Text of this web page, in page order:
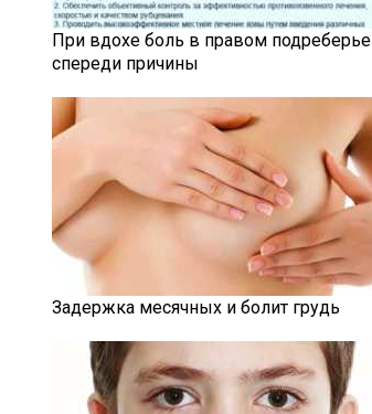
При вдохе боль в правом подреберье
спереди причины
Задержка месячных и болит грудь